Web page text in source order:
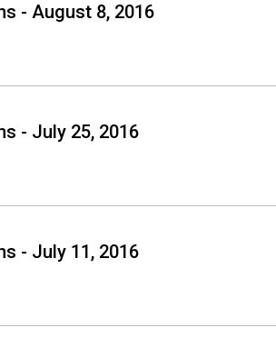
- August 8, 2016
- July 25, 2016
- July 11, 2016